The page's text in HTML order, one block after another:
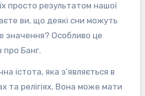
просто результатом нашої
ви, що деякі сни можуть
значення? Особливо це
про Банг.
істота, яка з’являється в
та релігіях. Вона може мати